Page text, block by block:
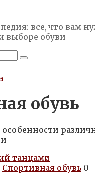
все, что вам
выборе обуви
обувь
танцами
Спортивная обувь 0